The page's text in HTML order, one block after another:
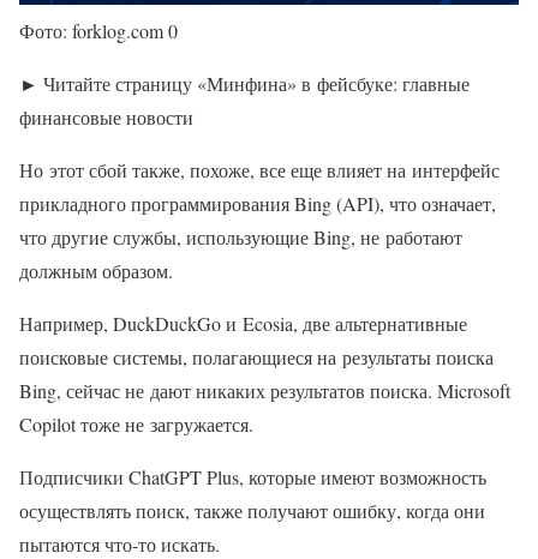
Фото: forklog.com 0
► Читайте страницу «Минфина» в фейсбуке: главные
финансовые новости
Но этот сбой также, похоже, все еще влияет на интерфейс
прикладного программирования Bing (API), что означает,
что другие службы, использующие Bing, не работают
должным образом.
Например, DuckDuckGo и Ecosia, две альтернативные
поисковые системы, полагающиеся на результаты поиска
Bing, сейчас не дают никаких результатов поиска. Microsoft
Copilot тоже не загружается.
Подписчики ChatGPT Plus, которые имеют возможность
осуществлять поиск, также получают ошибку, когда они
пытаются что-то искать.